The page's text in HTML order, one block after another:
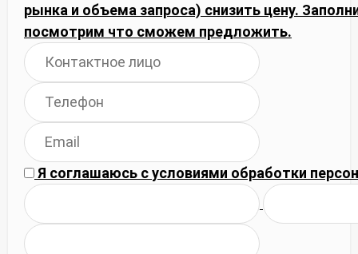
рынка и объема запроса) снизить цену.
посмотрим что сможем предложить.
Я соглашаюсь сусловиями обработки